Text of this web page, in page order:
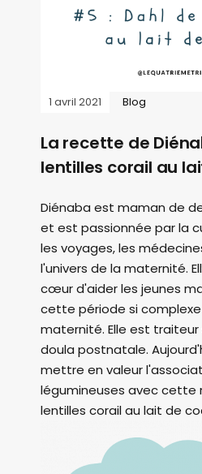
1 avril 2021 Blog
La recette de
lentilles corail au
Diénaba est maman de
et est passionnée par la
les voyages, les
l'univers de la maternité.
cœur d'aider les jeunes
cette période si
maternité. Elle est
doula postnatale.
mettre en valeur
légumineuses avec cette
lentilles corail au lait de